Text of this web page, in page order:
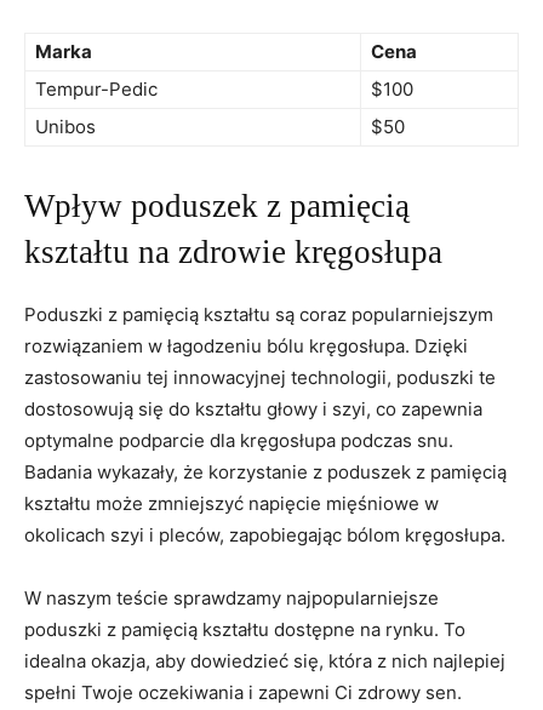
Marka
Cena
Tempur-Pedic
$100
Unibos
$50
Wpływ poduszek z pamięcią
kształtu na zdrowie⁤ kręgosłupa
Poduszki z pamięcią kształtu są coraz popularniejszym
rozwiązaniem w łagodzeniu bólu kręgosłupa. Dzięki
zastosowaniu tej innowacyjnej technologii, poduszki te
dostosowują się do kształtu głowy i szyi, co zapewnia
optymalne podparcie dla kręgosłupa podczas snu.‍
Badania wykazały,​ że korzystanie z poduszek z pamięcią
kształtu może zmniejszyć ⁢napięcie mięśniowe w
okolicach szyi i ⁢pleców, zapobiegając bólom kręgosłupa.
W naszym teście sprawdzamy najpopularniejsze
poduszki z pamięcią kształtu​ dostępne na rynku. To
idealna⁢ okazja, aby dowiedzieć się, która z nich najlepiej
spełni Twoje oczekiwania ⁤i​ zapewni ‌Ci zdrowy ​sen.